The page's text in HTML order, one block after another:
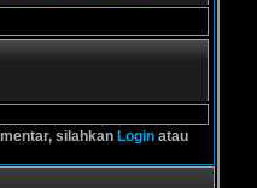
silahkan Login atau